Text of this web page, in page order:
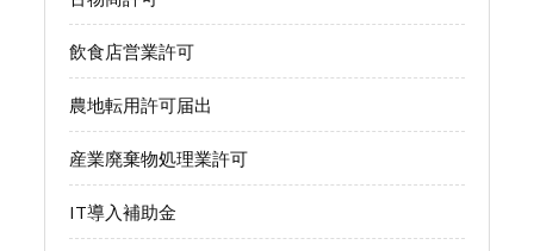
飲食店営業許可
農地転用許可届出
産業廃棄物処理業許可
IT導入補助金